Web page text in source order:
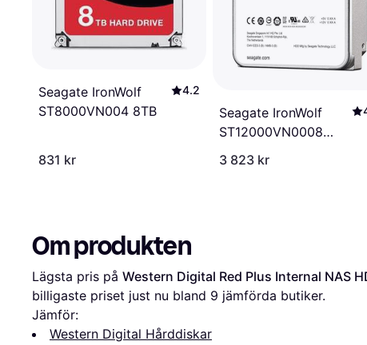
Seagate IronWolf
ST8000VN004 8TB
4.2
831 kr
Seagate IronWolf
ST12000VN0008
3 823 kr
Om produkten
Lägsta pris på Western Digital Red Plus Internal NAS
billigaste priset just nu bland 9 jämförda butiker.
Jämför:
Western Digital Hårddiskar